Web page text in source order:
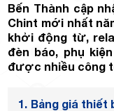
Bến Thành cập
Chint mới nhất
khởi động từ,
đèn báo, phụ
được nhiều công
1. Bảng giá thiết